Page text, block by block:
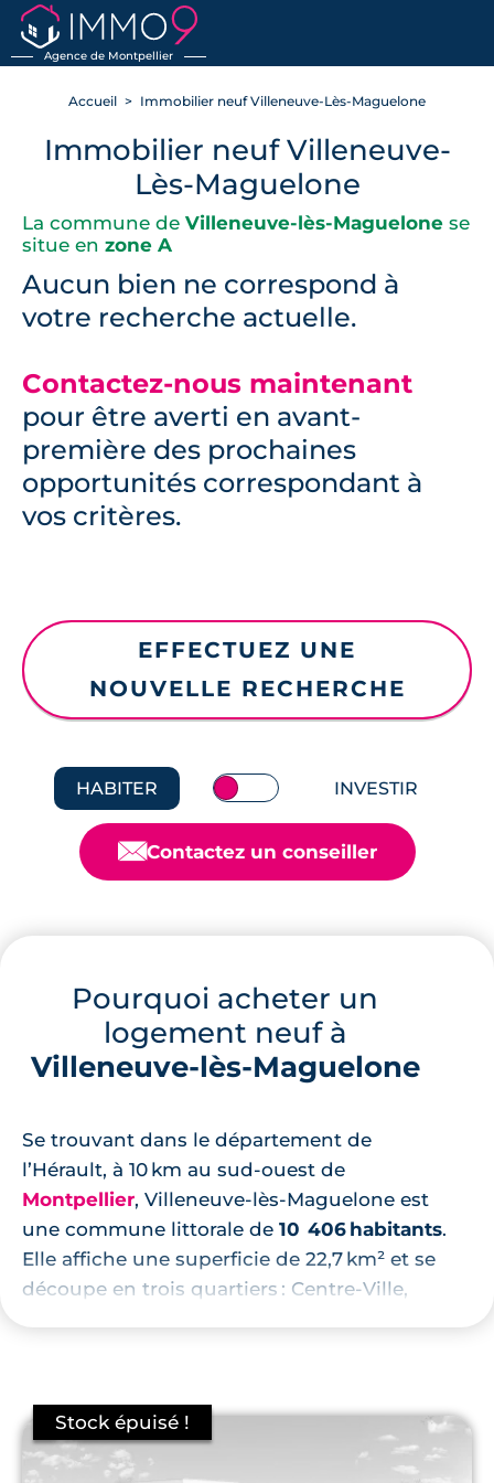
Agence de Montpellier
RETOUR
Accueil Immobilier neuf Villeneuve-Lès-Maguelone
Immobilier neuf Villeneuve-
Lès-Maguelone
La commune de Villeneuve-lès-Maguelone se
situe en zone A
Aucun bien ne correspond à
votre recherche actuelle.
Contactez-nous maintenant
pour être averti en avant-
première des prochaines
opportunités correspondant à
vos critères.
EFFECTUEZ UNE
NOUVELLE RECHERCHE
HABITER INVESTIR
📧Contactez un conseiller
Pourquoi acheter un
logement neuf à
Villeneuve-lès-Maguelone
Se trouvant dans le département de
l’Hérault, à 10 km au sud-ouest de
Montpellier, Villeneuve-lès-Maguelone est
une commune littorale de 10 406 habitants.
Elle affiche une superficie de 22,7 km² et se
découpe en trois quartiers : Centre-Ville,
Ses paysages d’une beauté exceptionnelle
ainsi que sa faune et sa flore constituent